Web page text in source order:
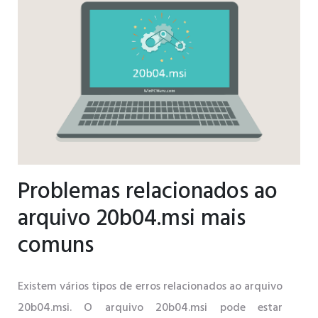
Problemas relacionados ao
arquivo 20b04.msi mais
comuns
Existem vários tipos de erros relacionados ao arquivo
20b04.msi. O arquivo 20b04.msi pode estar